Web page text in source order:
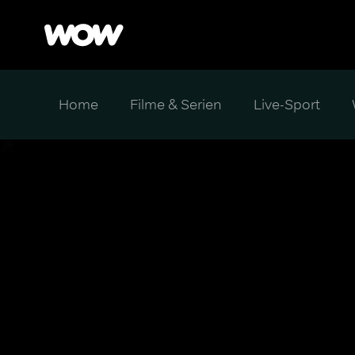
Home Filme & Serien Live-Sport